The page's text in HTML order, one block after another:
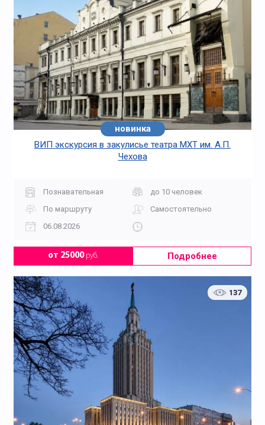
новинка
ВИП экскурсия в закулисье театра МХТ им. А.П.
Чехова
Познавательная
до 10 человек
По маршруту
Самостоятельно
06.08.2026
от 25000руб. Подробнее
137